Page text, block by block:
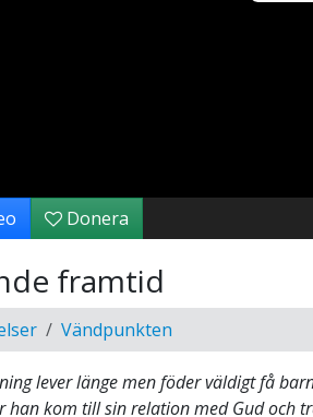
Donera
framtid
Vändpunkten
lever länge men föder väldigt få
han kom till sin relation med Gud och